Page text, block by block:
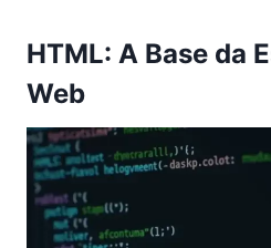
HTML: A Base da
Web